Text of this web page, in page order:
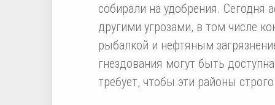
собирали на удобрения. Сегодня
другими угрозами, в том числе
рыбалкой и нефтяным
гнездования могут быть
требует, чтобы эти районы